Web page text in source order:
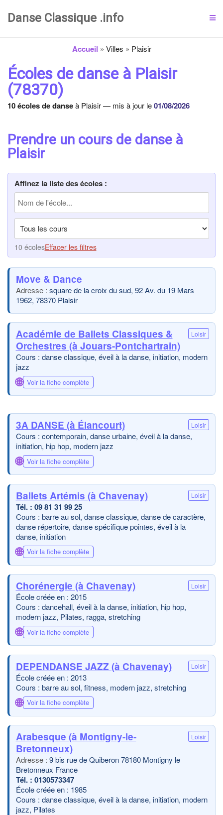
Danse Classique .info
Accueil » Villes » Plaisir
Écoles de danse à Plaisir
(78370)
10 écoles de danseà Plaisir — mis à jour le01/08/2026
Prendre un cours de danse à
Plaisir
Affinez la liste des écoles :
10 écolesEffacer les filtres
Move & Dance
square de la croix du sud, 92 Av. du 19 Mars
1962, 78370 Plaisir
Académie de Ballets Classiques &
Orchestres (à Jouars-Pontchartrain)
Loisir
Cours : danse classique, éveil à la danse, initiation, modern
jazz
🌐 Voir la fiche complète
3A DANSE (à Élancourt) Loisir
Cours : contemporain, danse urbaine, éveil à la danse,
initiation, hip hop, modern jazz
🌐 Voir la fiche complète
Ballets Artémis (à Chavenay) Loisir
09 81 31 99 25
Cours : barre au sol, danse classique, danse de caractère,
danse répertoire, danse spécifique pointes, éveil à la
danse, initiation
🌐 Voir la fiche complète
Chorénergie (à Chavenay) Loisir
École créée en : 2015
Cours : dancehall, éveil à la danse, initiation, hip hop,
modern jazz, Pilates, ragga, stretching
🌐 Voir la fiche complète
DEPENDANSE JAZZ (à Chavenay) Loisir
École créée en : 2013
Cours : barre au sol, fitness, modern jazz, stretching
🌐 Voir la fiche complète
Arabesque (à Montigny-le-
Bretonneux)
Loisir
9 bis rue de Quiberon 78180 Montigny le
Bretonneux France
0130573347
École créée en : 1985
Cours : danse classique, éveil à la danse, initiation, modern
jazz, Pilates